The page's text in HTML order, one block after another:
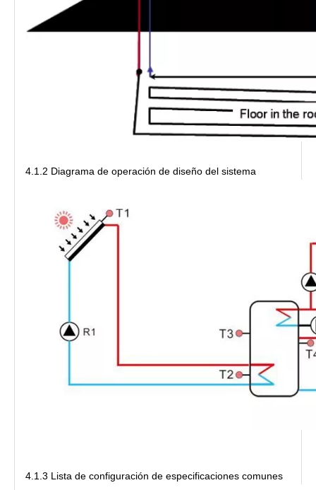
4.1.2 Diagrama de operación de diseño del sistema
4.1.3 Lista de configuración de especificaciones comunes